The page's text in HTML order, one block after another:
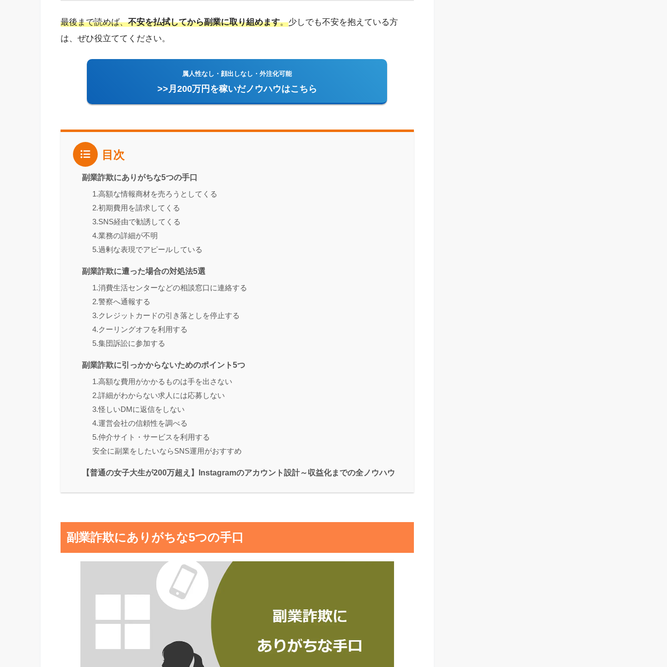
最後まで読めば、不安を払拭してから副業に取り組めます。少しでも不安を抱えている方
は、ぜひ役立ててください。
属人性なし・顔出しなし・外注化可能
>>月200万円を稼いだノウハウはこちら
目次
副業詐欺にありがちな5つの手口
1.高額な情報商材を売ろうとしてくる
2.初期費用を請求してくる
3.SNS経由で勧誘してくる
4.業務の詳細が不明
5.過剰な表現でアピールしている
副業詐欺に遭った場合の対処法5選
1.消費生活センターなどの相談窓口に連絡する
2.警察へ通報する
3.クレジットカードの引き落としを停止する
4.クーリングオフを利用する
5.集団訴訟に参加する
副業詐欺に引っかからないためのポイント5つ
1.高額な費用がかかるものは手を出さない
2.詳細がわからない求人には応募しない
3.怪しいDMに返信をしない
4.運営会社の信頼性を調べる
5.仲介サイト・サービスを利用する
安全に副業をしたいならSNS運用がおすすめ
【普通の女子大生が200万超え】Instagramのアカウント設計～収益化までの全ノウハウ
副業詐欺にありがちな5つの手口